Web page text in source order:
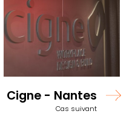
Cigne - Nantes
Cas suivant